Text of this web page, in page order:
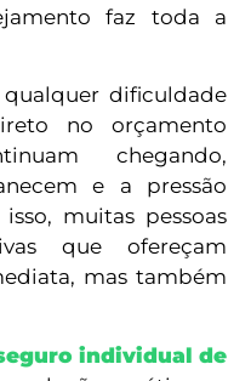
faz toda a
dificuldade
no orçamento
chegando,
e a pressão
muitas pessoas
que ofereçam
mas também
individual de